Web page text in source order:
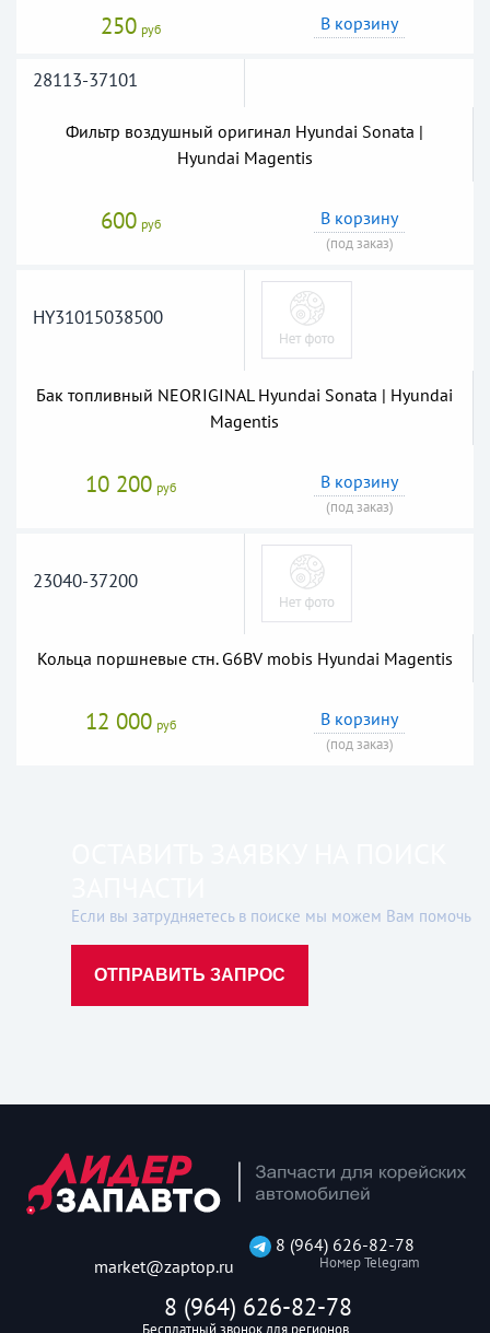
250 руб В корзину
28113-37101
Фильтр воздушный оригинал Hyundai Sonata |
Hyundai Magentis
600 руб В корзину
(под заказ)
HY31015038500
Бак топливный NEORIGINAL Hyundai Sonata | Hyundai
Magentis
10 200 руб В корзину
(под заказ)
23040-37200
Кольца поршневые стн. G6BV mobis Hyundai Magentis
12 000 руб В корзину
(под заказ)
Если вы затрудняетесь в поиске мы можем Вам помочь
ОТПРАВИТЬ ЗАПРОС
market@zaptop.ru
8 (964) 626-82-78
Номер Telegram
8 (964) 626-82-78
Бесплатный звонок для регионов